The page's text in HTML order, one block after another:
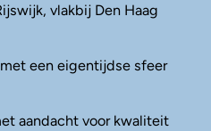
vlakbij Den Haag
een eigentijdse sfeer
aandacht voor kwaliteit